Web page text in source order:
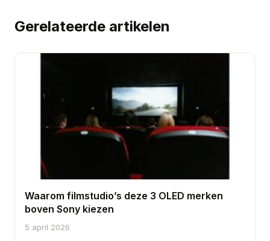
Gerelateerde artikelen
Waarom filmstudio’s deze 3 OLED merken
boven Sony kiezen
5 april 2026